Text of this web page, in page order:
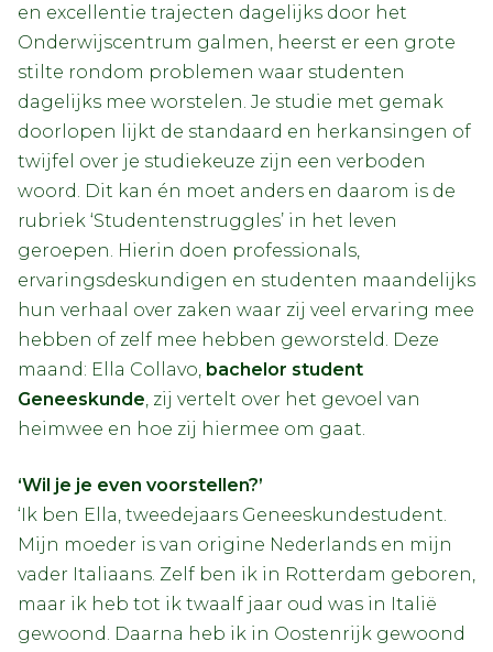
en excellentie trajecten dagelijks door het
Onderwijscentrum galmen, heerst er een grote
stilte rondom problemen waar studenten
dagelijks mee worstelen. Je studie met gemak
doorlopen lijkt de standaard en herkansingen of
twijfel over je studiekeuze zijn een verboden
woord. Dit kan én moet anders en daarom is de
rubriek ‘Studentenstruggles’ in het leven
geroepen. Hierin doen professionals,
ervaringsdeskundigen en studenten maandelijks
hun verhaal over zaken waar zij veel ervaring mee
hebben of zelf mee hebben geworsteld. Deze
maand: Ella Collavo, bachelor student
Geneeskunde, zij vertelt over het gevoel van
heimwee en hoe zij hiermee om gaat.
‘Wil je je even voorstellen?’
‘Ik ben Ella, tweedejaars Geneeskundestudent.
Mijn moeder is van origine Nederlands en mijn
vader Italiaans. Zelf ben ik in Rotterdam geboren,
maar ik heb tot ik twaalf jaar oud was in Italië
gewoond. Daarna heb ik in Oostenrijk gewoond